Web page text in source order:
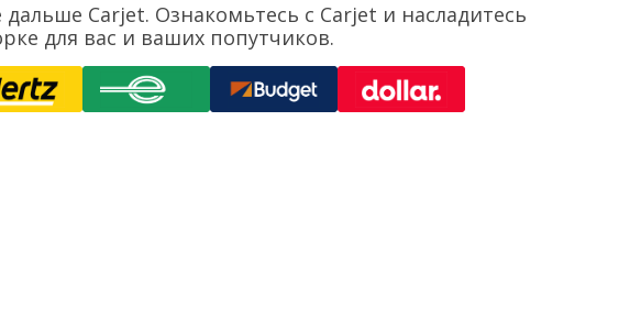
Carjet. Ознакомьтесь с Carjet и насладитесь
для вас и ваших попутчиков.